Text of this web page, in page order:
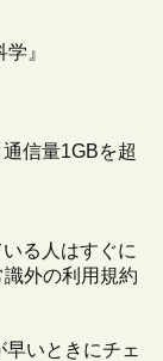
』
信量1GBを超
る人はすぐに
外の利用規約
いときにチェ